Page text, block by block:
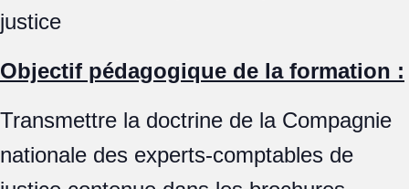
justice
Objectif pédagogique de la formation :
Transmettre la doctrine de la Compagnie
nationale des experts-comptables de